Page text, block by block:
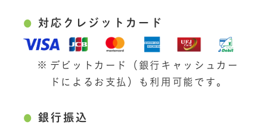
対応クレジットカード
デビットカード（銀行キャッシュカー
ドによるお支払）も利用可能です。
銀行振込